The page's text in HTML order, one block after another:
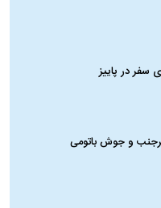
سفر در پاییز
و جوش باتومی